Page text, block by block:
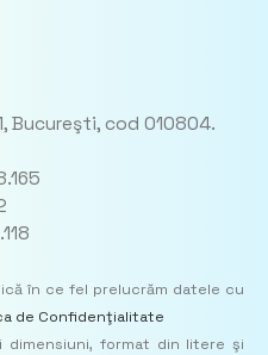
Bucureşti, cod 010804.
în ce fel prelucrăm datele cu
de Confidenţialitate
format din litere şi